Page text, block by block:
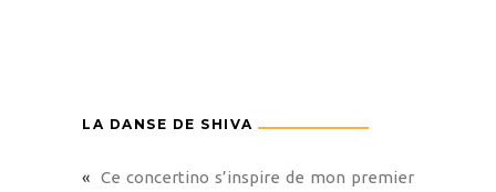
LA DANSE DE SHIVA
« Ce concertino s’inspire de mon premier